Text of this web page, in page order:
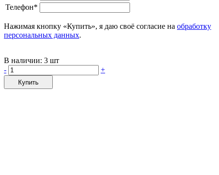
Телефон*
Нажимая кнопку «Купить», я даю своё согласие на обработку
персональных данных.
В наличии: 3 шт
-
+
Купить